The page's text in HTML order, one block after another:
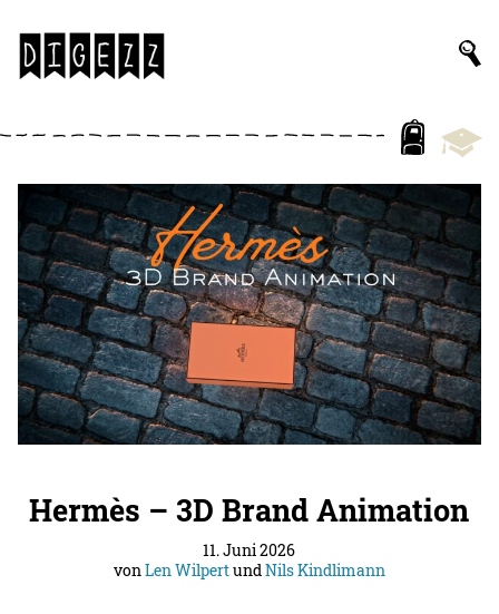
Hermès – 3D Brand Animation
11. Juni 2026
vonLen WilpertundNils Kindlimann